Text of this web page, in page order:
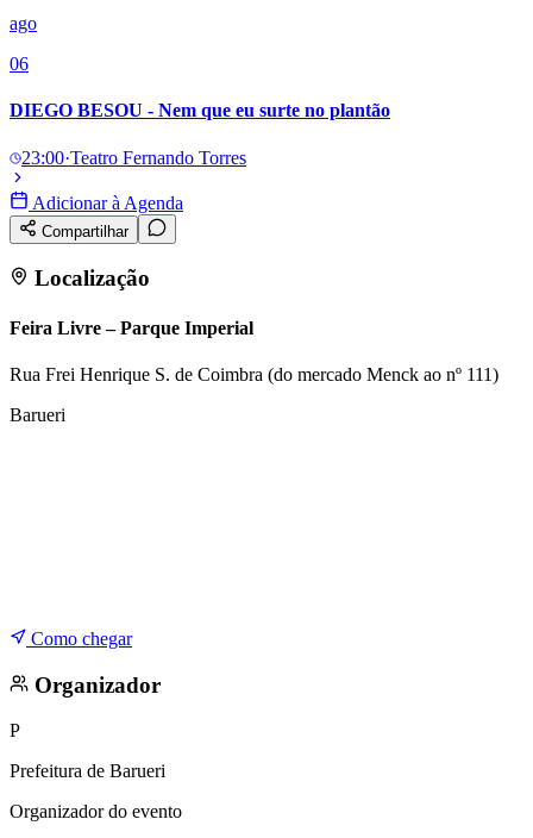
ago
06
DIEGO BESOU - Nem que eu surte no plantão
23:00·Teatro Fernando Torres
Adicionar à Agenda
Compartilhar
Localização
Feira Livre – Parque Imperial
Rua Frei Henrique S. de Coimbra (do mercado Menck ao nº 111)
Barueri
Como chegar
Organizador
P
Prefeitura de Barueri
Organizador do evento